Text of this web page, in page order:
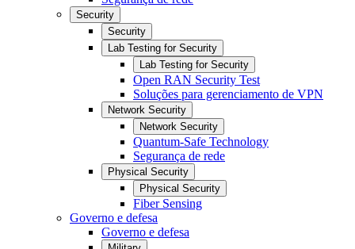
Security
Security
Lab Testing for Security
Lab Testing for Security
Open RAN Security Test
Soluções para gerenciamento de VPN
Network Security
Network Security
Quantum-Safe Technology
Segurança de rede
Physical Security
Physical Security
Fiber Sensing
Governo e defesa
Governo e defesa